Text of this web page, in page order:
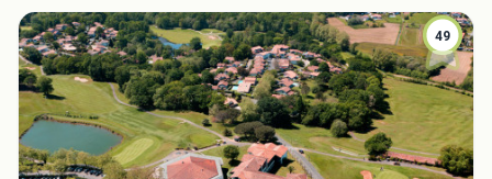
49
Close